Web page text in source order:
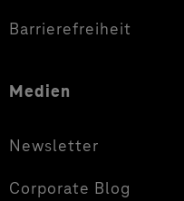
Barrierefreiheit
Medien
Newsletter
Corporate Blog